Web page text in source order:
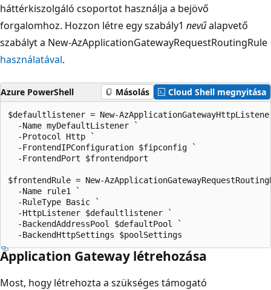
háttérkiszolgáló csoportot használja a bejövő
forgalomhoz. Hozzon létre egy szabály1 nevűalapvető
szabályt a New-AzApplicationGatewayRequestRoutingRule
használatával.
Azure PowerShell Másolás Cloud Shell megnyitása
$defaultlistener = New-
  -Name myDefaultListener `
  -Protocol Http `
  -FrontendIPConfiguration $fipconfig `
  -FrontendPort $frontendport
$frontendRule = New-
  -Name rule1 `
  -RuleType Basic `
  -HttpListener $defaultlistener `
  -BackendAddressPool $defaultPool `
Application Gateway létrehozása
Most, hogy létrehozta a szükséges támogató